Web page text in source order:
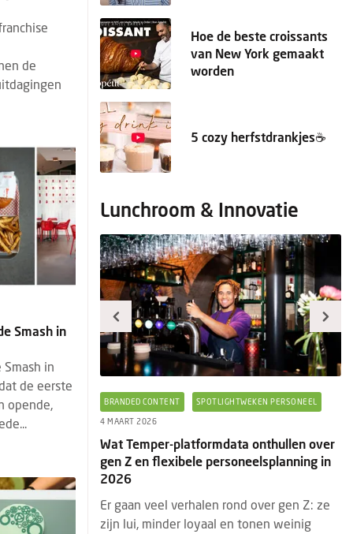
de
Smash in
in
de eerste
opende,
Hoe de beste croissants
van New York gemaakt
worden
5 cozy herfstdrankjes☕️
Lunchroom & Innovatie
PERSONEEL
over gen Z: ze
weinig
BRANDED CONTENT EVENTS PRODUCTNIEUWS
29 JANUARI 2026
Horeca & Innovatie: het laatste
standnieuws en must-sees van
HorecaEvenTT
HorecaEvenTT is een jaarlijks terugkerende
vakbeurs en heeft een vaste positie op de